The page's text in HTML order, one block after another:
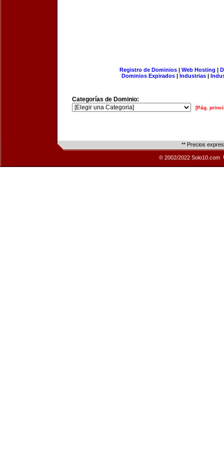
Registro de Dominios| Web Hosting |
Dominios Expirados | Industrias |
Categorías de Dominio:
[Pág.
** Precios
© 2002/2022 Solo10.com